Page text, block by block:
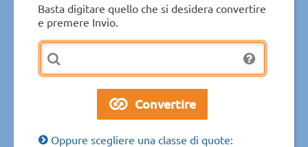
Basta digitare quello che si desidera convertire
e premere Invio.
Oppure scegliere una classe di quote: